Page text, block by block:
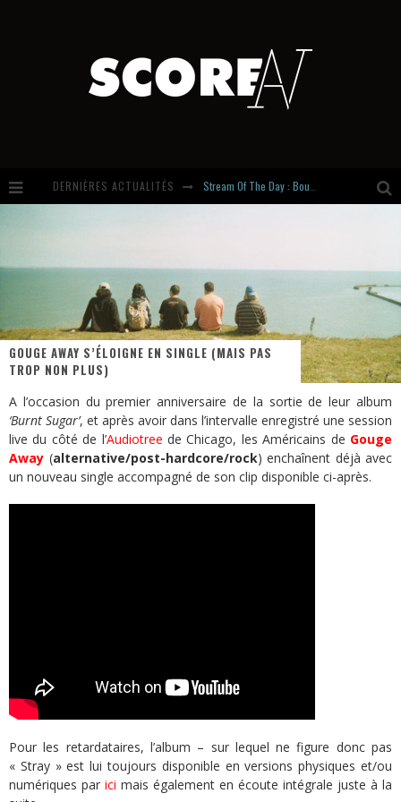
DERNIÈRES ACTUALITÉS Russian Circles share « Empath » & « Eluvial » singles. Same Language. Different Damage.
GOUGE AWAY S’ÉLOIGNE EN SINGLE (MAIS PAS
TROP NON PLUS)
A l’occasion du premier anniversaire de la sortie de leur album
‘Burnt Sugar’, et après avoir dans l’intervalle enregistré une session
live du côté de l’Audiotree de Chicago, les Américains de Gouge
Away (alternative/post-hardcore/rock) enchaînent déjà avec
un nouveau single accompagné de son clip disponible ci-après.
Pour les retardataires, l’album – sur lequel ne figure donc pas
« Stray » est lui toujours disponible en versions physiques et/ou
numériques par ici mais également en écoute intégrale juste à la